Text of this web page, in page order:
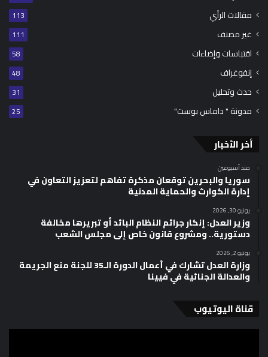
مقالات الرأي 113
غير مصنف 111
اقتباسات وإضاءات 58
إنفوغراف 48
حدث وتحليل 31
مدونة " داماس بوست" 25
أخر الأخبار
منذ أسبوعين
سوريا والبحرين توقعان مذكرة تفاهم لتعزيز التعاون في
إدارة الكوارث والحماية المدنية
يونيو 30, 2026
وزير العدل: إنكار جرائم النظام البائد أو تبريرها مخالفة
دستورية.. ومشروع قانون خاص إلى مجلس الشعب
يونيو 2, 2026
وزارة العدل تشارك في أعمال الدورة الـ35 للجنة منع الجريمة
والعدالة الجنائية في فيينا
قناة اليوتيوب